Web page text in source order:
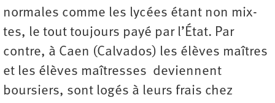
normales com­me les lycées étant non mix­
tes, le tout toujours payé par l’État. Par
contre, à Caen (Calvados) les élèves maîtres
et les élèves maîtresses deviennent
boursiers, sont logés à leurs frais chez